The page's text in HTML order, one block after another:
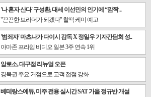
'나 혼자 산다' 구성환, 대세 이선민의 인기에 “깜짝 ..
"끈끈한 브라더가 되겠다" 찰떡 케미 예고
'범죄자' 마츠나가 다이시 감독 X 정일우 기자간담회 성..
아마존 프라임 비디오 일본 3주 연속 1위
알로소, 대구점 리뉴얼 오픈
경북권 주요 거점으로 고객 접점 강화
베테랑스에듀, 미주 전용 실시간 SAT 가을 정규반 개설